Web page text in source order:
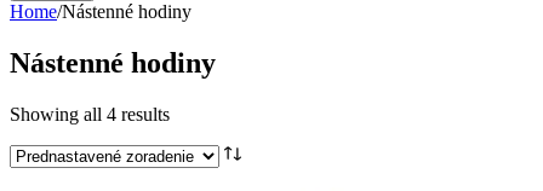
Home/Nástenné hodiny
Nástenné hodiny
Showing all 4 results